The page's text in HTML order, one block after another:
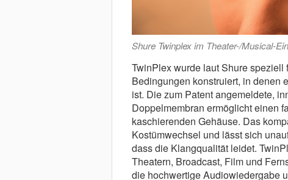
Shure Twinplex im Theater-/Musical-
TwinPlex wurde laut Shure
Bedingungen konstruiert, in denen
ist. Die zum Patent angemeldete,
Doppelmembran ermöglicht einen
kaschierenden Gehäuse. Das
Kostümwechsel und lässt sich
dass die Klangqualität leidet.
Theatern, Broadcast, Film und
die hochwertige Audiowiedergabe